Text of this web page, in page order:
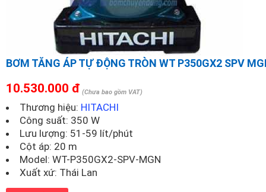
BƠM TĂNG ÁP TỰ ĐỘNG TRÒN WT P350GX2 SPV
10.530.000 đ (Chưa bao gồm VAT)
Thương hiệu: HITACHI
Công suất: 350 W
Lưu lượng: 51-59 lít/phút
Cột áp: 20 m
Model: WT-P350GX2-SPV-MGN
Xuất xứ: Thái Lan